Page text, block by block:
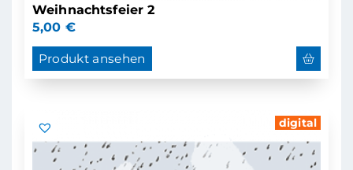
Weihnachtsfeier 2
5,00 €
Produkt ansehen
digital